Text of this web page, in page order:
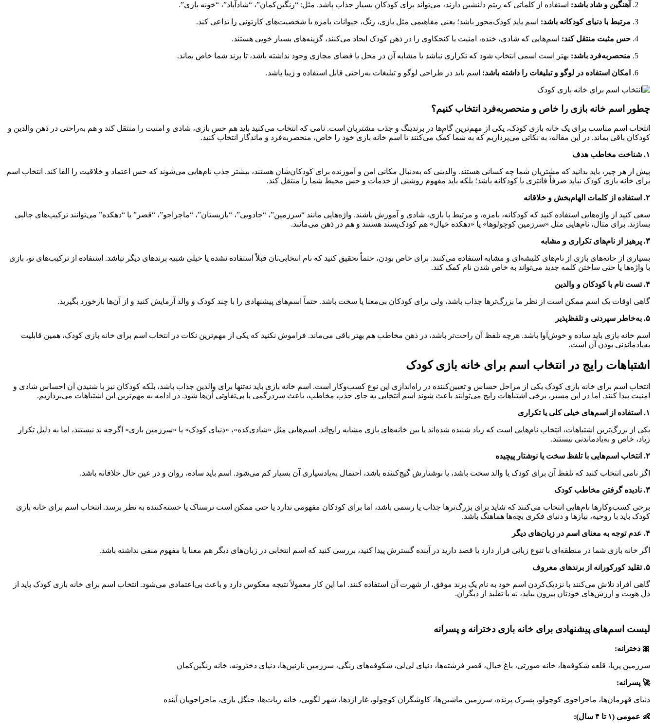
آهنگین و شاد باشد: استفاده از کلماتی که ریتم دلنشین دارند، می‌تواند برای کودکان بسیار جذاب باشد. مثل: “رنگین‌کمان”، “شادآباد”، “خونه بازی”.
مرتبط با دنیای کودکانه باشد: اسم باید کودک‌محور باشد؛ یعنی مفاهیمی مثل بازی، رنگ، حیوانات بامزه یا شخصیت‌های کارتونی را تداعی کند.
حس مثبت منتقل کند: اسم‌هایی که شادی، خنده، امنیت یا کنجکاوی را در ذهن کودک ایجاد می‌کنند، گزینه‌های بسیار خوبی هستند.
منحصر‌به‌فرد باشد: بهتر است اسمی انتخاب شود که تکراری نباشد یا مشابه آن در محل یا فضای مجازی وجود نداشته باشد، تا برند شما خاص بماند.
امکان استفاده در لوگو و تبلیغات را داشته باشد: اسم باید در طراحی لوگو و تبلیغات به‌راحتی قابل استفاده و زیبا باشد.
چطور اسم خانه بازی را خاص و منحصر‌به‌فرد انتخاب کنیم؟
انتخاب اسم مناسب برای یک خانه بازی کودک، یکی از مهم‌ترین گام‌ها در برندینگ و جذب مشتریان است. نامی که انتخاب می‌کنید باید هم حس بازی، شادی و امنیت را منتقل کند و هم به‌راحتی در ذهن والدین و
کودکان باقی بماند. در این مقاله، به نکاتی می‌پردازیم که به شما کمک می‌کنند تا اسم خانه بازی خود را خاص، منحصر‌به‌فرد و ماندگار انتخاب کنید.
۱. شناخت مخاطب هدف
پیش از هر چیز، باید بدانید که مشتریان شما چه کسانی هستند. والدینی که به‌دنبال مکانی امن و آموزنده برای کودکان‌شان هستند، بیشتر جذب نام‌هایی می‌شوند که حس اعتماد و خلاقیت را القا کند. انتخاب اسم
برای خانه بازی کودک نباید صرفاً فانتزی یا کودکانه باشد؛ بلکه باید مفهوم روشنی از خدمات و حس محیط شما را منتقل کند.
۲. استفاده از کلمات الهام‌بخش و خلاقانه
سعی کنید از واژه‌هایی استفاده کنید که کودکانه، بامزه، و مرتبط با بازی، شادی و آموزش باشند. واژه‌هایی مانند “سرزمین”، “جادویی”، “بازیستان”، “ماجراجو”، “قصر” یا “دهکده” می‌توانند ترکیب‌های جالبی
بسازند. برای مثال، نام‌هایی مثل «سرزمین کوچولوها» یا «دهکده خیال» هم کودک‌پسند هستند و هم در ذهن می‌مانند.
۳. پرهیز از نام‌های تکراری و مشابه
بسیاری از خانه‌های بازی از نام‌های کلیشه‌ای و مشابه استفاده می‌کنند. برای خاص بودن، حتماً تحقیق کنید که نام انتخابی‌تان قبلاً استفاده نشده یا خیلی شبیه برندهای دیگر نباشد. استفاده از ترکیب‌های نو، بازی
با واژه‌ها یا حتی ساختن کلمه جدید می‌تواند به خاص شدن نام کمک کند.
۴. تست نام با کودکان و والدین
گاهی اوقات یک اسم ممکن است از نظر ما بزرگ‌ترها جذاب باشد، ولی برای کودکان بی‌معنا یا سخت باشد. حتماً اسم‌های پیشنهادی را با چند کودک و والد آزمایش کنید و از آن‌ها بازخورد بگیرید.
۵. به‌خاطر سپردنی و تلفظ‌پذیر
اسم خانه بازی باید ساده و خوش‌آوا باشد. هرچه تلفظ آن راحت‌تر باشد، در ذهن مخاطب هم بهتر باقی می‌ماند. فراموش نکنید که یکی از مهم‌ترین نکات در انتخاب اسم برای خانه بازی کودک، همین قابلیت
به‌یادماندنی بودن آن است.
اشتباهات رایج در انتخاب اسم برای خانه بازی کودک
انتخاب اسم برای خانه بازی کودک یکی از مراحل حساس و تعیین‌کننده در راه‌اندازی این نوع کسب‌وکار است. اسم خانه بازی باید نه‌تنها برای والدین جذاب باشد، بلکه کودکان نیز با شنیدن آن احساس شادی و
امنیت پیدا کنند. اما در این مسیر، برخی اشتباهات رایج می‌توانند باعث شوند اسم انتخابی به جای جذب مخاطب، باعث سردرگمی یا بی‌تفاوتی آن‌ها شود. در ادامه به مهم‌ترین این اشتباهات می‌پردازیم.
۱. استفاده از اسم‌های خیلی کلی یا تکراری
یکی از بزرگ‌ترین اشتباهات، انتخاب نام‌هایی است که زیاد شنیده شده‌اند یا بین خانه‌های بازی مشابه رایج‌اند. اسم‌هایی مثل «شادی‌کده»، «دنیای کودک» یا «سرزمین بازی» اگرچه بد نیستند، اما به دلیل تکرار
زیاد، خاص و به‌یادماندنی نیستند.
۲. انتخاب اسم‌هایی با تلفظ سخت یا نوشتار پیچیده
اگر نامی انتخاب کنید که تلفظ آن برای کودک یا والد سخت باشد، یا نوشتارش گیج‌کننده باشد، احتمال به‌یادسپاری آن بسیار کم می‌شود. اسم باید ساده، روان و در عین حال خلاقانه باشد.
۳. نادیده گرفتن مخاطب کودک
برخی کسب‌وکارها نام‌هایی انتخاب می‌کنند که شاید برای بزرگ‌ترها جذاب یا رسمی باشد، اما برای کودکان مفهومی ندارد یا حتی ممکن است ترسناک یا خسته‌کننده به نظر برسد. انتخاب اسم برای خانه بازی
کودک باید با روحیه، نیازها و دنیای فکری بچه‌ها هماهنگ باشد.
۴. عدم توجه به معنای اسم در زبان‌های دیگر
اگر خانه بازی شما در منطقه‌ای با تنوع زبانی قرار دارد یا قصد دارید در آینده گسترش پیدا کنید، بررسی کنید که اسم انتخابی در زبان‌های دیگر هم معنا یا مفهوم منفی نداشته باشد.
۵. تقلید کورکورانه از برندهای معروف
گاهی افراد تلاش می‌کنند با نزدیک‌کردن اسم خود به نام یک برند موفق، از شهرت آن استفاده کنند. اما این کار معمولاً نتیجه معکوس دارد و باعث بی‌اعتمادی می‌شود. انتخاب اسم برای خانه بازی کودک باید از
دل هویت و ارزش‌های خودتان بیرون بیاید، نه با تقلید از دیگران.
لیست اسم‌های پیشنهادی برای خانه بازی دخترانه و پسرانه
🎀 دخترانه:
سرزمین پریا، قلعه شکوفه‌ها، خانه صورتی، باغ خیال، قصر فرشته‌ها، دنیای لی‌لی، شکوفه‌های رنگی، سرزمین نازنین‌ها، دنیای دخترونه، خانه رنگین‌کمان
🚀 پسرانه:
دنیای قهرمان‌ها، ماجراجوی کوچولو، پسرک پرنده، سرزمین ماشین‌ها، کاوشگران کوچولو، غار اژدها، شهر لگویی، خانه ربات‌ها، جنگل بازی، ماجراجویان آینده
👶 عمومی (۱ تا ۴ سال):